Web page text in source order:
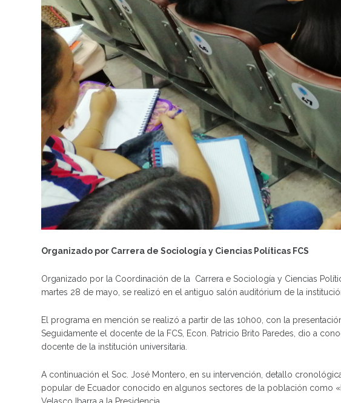
Organizado por Carrera de Sociología y Ciencias Políticas FCS
Organizado por la Coordinación de la Carrera e Sociología y Ciencias
martes 28 de mayo, se realizó en el antiguo salón auditórium de la
El programa en mención se realizó a partir de las 10h00, con la
Seguidamente el docente de la FCS, Econ. Patricio Brito Paredes, dio a
docente de la institución universitaria.
A continuación el Soc. José Montero, en su intervención, detallo
popular de Ecuador conocido en algunos sectores de la población como
Velasco Ibarra a la Presidencia.